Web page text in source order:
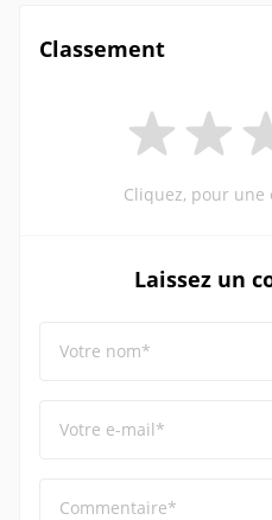
Classement
Cliquez, pour
Laissez un
Votre nom*
Votre e-mail*
Commentaire*